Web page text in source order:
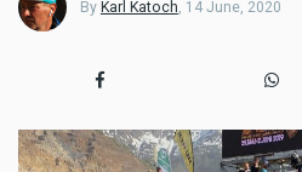
By Karl Katoch 14 June, 2020